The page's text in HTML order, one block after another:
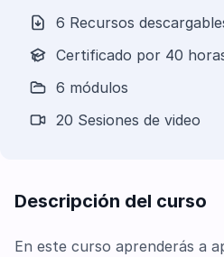
6 Recursos
Certificado por 40
6 módulos
20 Sesiones de video
Descripción del curso
En este curso aprenderás a